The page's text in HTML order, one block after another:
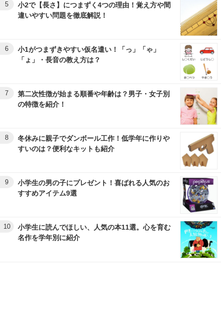
5
小2で【長さ】につまずく4つの理由！覚え方や間
違いやすい問題を徹底解説！
6
小1がつまずきやすい仮名遣い！「っ」「ゃ」
「ょ」・長音の教え方は？
7
第二次性徴が始まる順番や年齢は？男子・女子別
の特徴を紹介！
8
冬休みに親子でダンボール工作！低学年に作りや
すいのは？便利なキットも紹介
9
小学生の男の子にプレゼント！喜ばれる人気のお
すすめアイテム9選
10
小学生に読んでほしい、人気の本11選。心を育む
名作を学年別に紹介